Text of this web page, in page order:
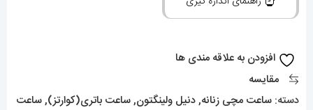
Daniel
افزودن به علاقه مندی ها
مقایسه
دسته: ساعت مچی زنانه,دنیل ولینگتون,ساعت باتری(کوارتز),ساعت